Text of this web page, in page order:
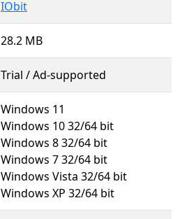
IObit
28.2 MB
Trial / Ad-supported
Windows 11
Windows 10 32/64 bit
Windows 8 32/64 bit
Windows 7 32/64 bit
Windows Vista 32/64 bit
Windows XP 32/64 bit